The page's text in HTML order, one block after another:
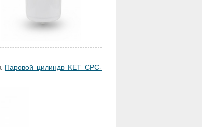
Паровой цилиндр KET CPC-